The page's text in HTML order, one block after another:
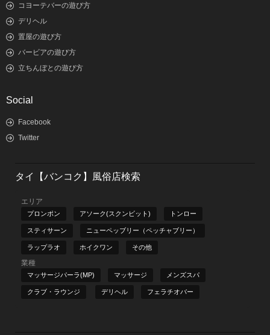
コヨーテバーの遊び方
デリヘル
置屋の遊び方
バービアの遊び方
立ちんぼとの遊び方
Social
Facebook
Twitter
タイ【バンコク】風俗店検索
エリア
プロンポン アソーク(スクンビット) トンロー
スティサーン ニューペッブリー（ペッチャブリー）
ラップラオ ホイクワン その他
業種
マッサージパーラ(MP) マッサージ メンズスパ
クラブ・ラウンジ デリヘル フェラチオバー